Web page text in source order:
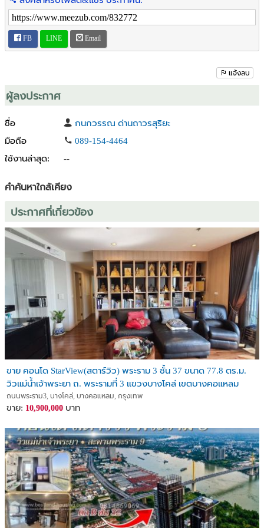
สิ่งอำนวยความสะดวกในโครงครบครัน :
อาทิ โถงต้อนรับ, สระว่ายน้ำ, ฟิตเนส, ซาวน่า, สวนพักผ่อน, สนาม
เทนนิส, สนามกอล์ฟ,
-แบบ 2 ห้องนอน
-ประตูห้องทิศ
-สร้างเสร็จ ปี 2558
ตั้งอยู่ บนถนนพระราม 3 ติดแม่น้ำเจ้าพระยา
FB LINE Email
แจ้งลบ
ผู้ลงประกาศ
ชื่อ
กนกวรรณ ด่านถาวรสุริยะ
มือถือ
089-154-4464
ใช้งานล่าสุด:
--
คำค้นหาใกล้เคียง
ประกาศที่เกี่ยวข้อง
ขาย คอนโด StarView(สตาร์วิว) พระราม 3 ชั้น 37 ขนาด 77.8 ตร.ม.
วิวแม่น้ำเจ้าพระยา ถ. พระรามที่ 3 แขวงบางโคล่ เขตบางคอแหลม
กรุงเทพมหานคร 1
ถนนพระราม3, บางโคล่, บางคอแหลม, กรุงเทพ
ขาย: 10,900,000 บาท